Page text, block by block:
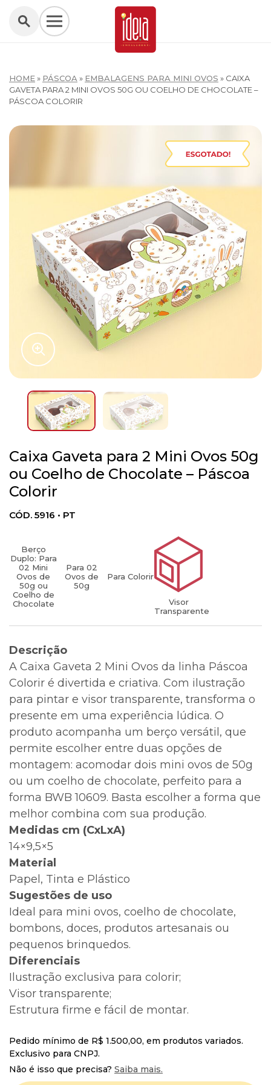
HOME» PÁSCOA » EMBALAGENS PARA MINI OVOS » CAIXA
GAVETA PARA 2 MINI OVOS 50G OU COELHO DE CHOCOLATE –
PÁSCOA COLORIR
Caixa Gaveta para 2 Mini Ovos 50g
ou Coelho de Chocolate – Páscoa
Colorir
CÓD. 5916 • PT
Berço
Duplo: Para
02 Mini
Ovos de
50g ou
Coelho de
Chocolate
Para 02
Ovos de
50g
Para Colorir
Visor
Transparente
Descrição
A Caixa Gaveta 2 Mini Ovos da linha Páscoa
Colorir é divertida e criativa. Com ilustração
para pintar e visor transparente, transforma o
presente em uma experiência lúdica. O
produto acompanha um berço versátil, que
permite escolher entre duas opções de
montagem: acomodar dois mini ovos de 50g
ou um coelho de chocolate, perfeito para a
forma BWB 10609. Basta escolher a forma que
melhor combina com sua produção.
Medidas cm (CxLxA)
14×9,5×5
Material
Papel, Tinta e Plástico
Sugestões de uso
Ideal para mini ovos, coelho de chocolate,
bombons, doces, produtos artesanais ou
pequenos brinquedos.
Diferenciais
Ilustração exclusiva para colorir;
Visor transparente;
Estrutura firme e fácil de montar.
Pedido mínimo de R$ 1.500,00, em produtos variados.
Exclusivo para CNPJ.
Não é isso que precisa? Saiba mais.